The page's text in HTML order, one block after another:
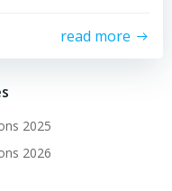
read more
2025
2026